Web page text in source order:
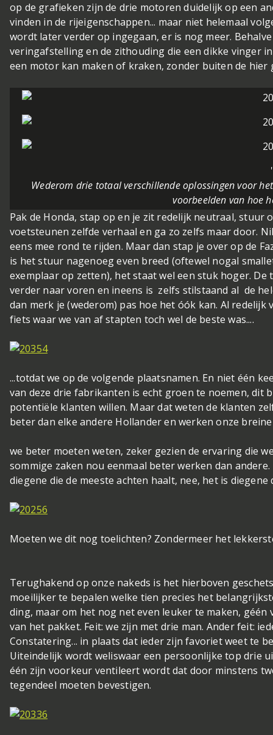
op de grafieken zijn de drie motoren duidelijk op een
vinden in de rijeigenschappen... maar niet helemaal
wordt later verder op ingegaan, er is nog meer.
veringafstelling en de zithouding die een dikke vinger
een motor kan maken of kraken, zonder buiten de hier
'
Wederom drie totaal verschillende oplossingen voor
voorbeelden van hoe
Pak de Honda, stap op en je zit redelijk neutraal,
voetsteunen zelfde verhaal en ga zo zelfs maar door.
eens mee rond te rijden. Maar dan stap je over op de
is het stuur nagenoeg even breed (oftewel nogal
exemplaar op zetten), het staat wel een stuk hoger.
verder naar voren en ineens is zelfs stilstaand al de
dan merk je (wederom) pas hoe het óók kan. Al
fiets waar we van af stapten toch wel de beste was....
...totdat we op de volgende plaatsnamen. En niet één
van deze drie fabrikanten is echt groen te noemen, dit
potentiële klanten willen. Maar dat weten de klanten
beter dan elke andere Hollander en werken onze
we beter moeten weten, zeker gezien de ervaring die
sommige zaken nou eenmaal beter werken dan
diegene die de meeste achten haalt, nee, het is
Moeten we dit nog toelichten? Zondermeer het
Terughakend op onze nakeds is het hierboven
moeilijker te bepalen welke tien precies het
ding, maar om het nog net even leuker te maken,
van het pakket. Feit: we zijn met drie man. Ander feit:
Constatering... in plaats dat ieder zijn favoriet weet te
Uiteindelijk wordt weliswaar een persoonlijke top drie
één zijn voorkeur ventileert wordt dat door minstens
tegendeel moeten bevestigen.